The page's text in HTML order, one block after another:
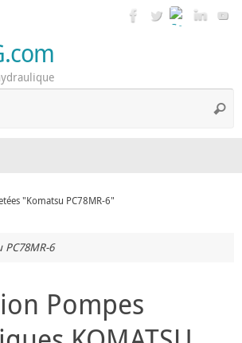
"Komatsu PC78MR-6"
PC78MR-6
Pompes